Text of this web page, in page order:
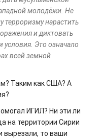
молодёжи. Не
терроризму нарастить
и диктовать
условия. Это означало
всей земной
Таким как США? А
ИГИЛ? Ни эти ли
на территории Сирии
вырезали, то ваши